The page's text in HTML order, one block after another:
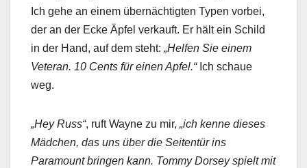
Ich gehe an einem übernächtigten Typen vorbei,
der an der Ecke Äpfel verkauft. Er hält ein Schild
in der Hand, auf dem steht: „Helfen Sie einem
Veteran. 10 Cents für einen Apfel.“Ich schaue
weg.
„Hey Russ“, ruft Wayne zu mir, „ich kenne dieses
Mädchen, das uns über die Seitentür ins
Paramount bringen kann. Tommy Dorsey spielt mit